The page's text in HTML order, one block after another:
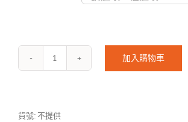
DANAE-
加入購物車
貨號:不提供